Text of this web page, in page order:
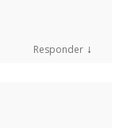
Responder ↓